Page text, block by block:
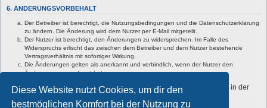
Diese Website nutzt Cookies, um dir den
bestmöglichen Komfort bei der Nutzung zu
6. ÄNDERUNGSVORBEHALT
Der Betreiber ist berechtigt, die Nutzungsbedingungen und die Datenschutzerklärung
zu ändern. Die Änderung wird dem Nutzer per E-Mail mitgeteilt.
Der Nutzer ist berechtigt, den Änderungen zu widersprechen. Im Falle des
Widerspruchs erlischt das zwischen dem Betreiber und dem Nutzer bestehende
Vertragsverhältnis mit sofortiger Wirkung.
Die Änderungen gelten als anerkannt und verbindlich, wenn der Nutzer den
Änderungen zugestimmt hat.
Informationen über den Umgang mit deinen persönlichen Daten sind in der